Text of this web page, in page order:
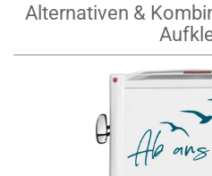
Alternativen &